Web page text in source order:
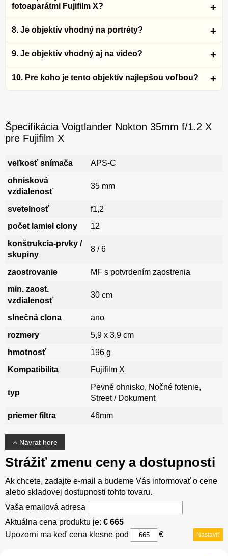
fotoaparátmi Fujifilm X?
8. Je objektív vhodný na portréty?
9. Je objektív vhodný aj na video?
10. Pre koho je tento objektív najlepšou voľbou?
Špecifikácia Voigtlander Nokton 35mm f/1.2 X
pre Fujifilm X
veľkosť snímača
APS-C
ohnisková
vzdialenosť
35 mm
svetelnosť
f1,2
počet lamiel clony
12
konštrukcia-prvky /
skupiny
8 / 6
zaostrovanie
MF s potvrdením zaostrenia
min. zaost.
vzdialenosť
30 cm
slnečná clona
ano
rozmery
5,9 x 3,9 cm
hmotnosť
196 g
Kompatibilita
Fujifilm X
typ
Pevné ohnisko, Nočné fotenie,
Street / Dokument
priemer filtra
46mm
Návrat hore
Strážiť zmenu ceny a dostupnosti
Ak chcete, zadajte e-mail a budeme Vás informovať o cene
alebo skladovej dostupnosti tohto tovaru.
Vaša emailová adresa
Aktuálna cena produktu je: € 665
Upozorni ma keď cena klesne pod
€ Nastaviť